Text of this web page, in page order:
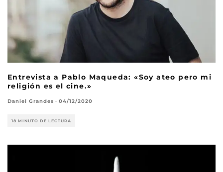
Entrevista a Pablo Maqueda: «Soy ateo pero mi
religión es el cine.»
Daniel Grandes · 04/12/2020
18 MINUTO DE LECTURA